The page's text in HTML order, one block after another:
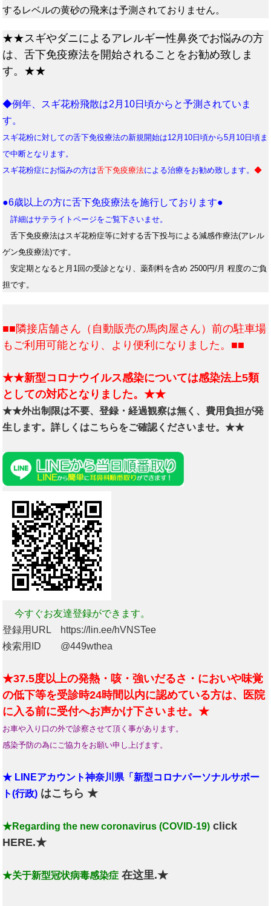
するレベルの黄砂の飛来は予測されておりません。
★★スギやダニによるアレルギー性鼻炎でお悩みの方
は、舌下免疫療法を開始されることをお勧め致しま
す。★★
◆例年、スギ花粉飛散は2月10日頃からと予測されていま
す。
スギ花粉に対しての舌下免役療法の新規開始は12月10日頃から5月10日頃ま
で中断となります。
スギ花粉症にお悩みの方は舌下免疫療法による治療をお勧め致します。◆
●6歳以上の方に舌下免疫療法を施行しております●
詳細はサテライトページをご覧下さいませ。
舌下免疫療法はスギ花粉症等に対する舌下投与による減感作療法(アレル
ゲン免疫療法)です。
安定期となると月1回の受診となり、薬剤料を含め 2500円/月 程度のご負
担です。
■■隣接店舗さん（自動販売の馬肉屋さん）前の駐車場
もご利用可能となり、より便利になりました。■■
★★新型コロナウイルス感染については感染法上5類
としての対応となりました。★★
★★外出制限は不要、登録・経過観察は無く、費用負担が発
生します。詳しくはこちらをご確認くださいませ。★★
今すぐお友達登録ができます。
登録用URL https://lin.ee/hVNSTee
検索用ID @449wthea
★37.5度以上の発熱・咳・強いだるさ・においや味覚
の低下等を受診時24時間以内に認めている方は、医院
に入る前に受付へお声かけ下さいませ。★
お車や入り口の外で診察させて頂く事があります。
感染予防の為にご協力をお願い申し上げます。
★ LINEアカウント神奈川県「新型コロナパーソナルサポー
ト(行政) はこちら ★
★Regarding the new coronavirus (COVID-19) click
HERE.★
★关于新型冠状病毒感染症 在这里.★